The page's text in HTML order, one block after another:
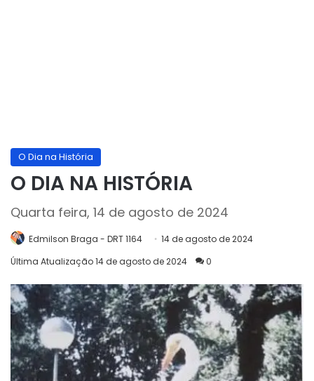
O Dia na História
O DIA NA HISTÓRIA
Quarta feira, 14 de agosto de 2024
Edmilson Braga - DRT 1164
14 de agosto de 2024
Última Atualização 14 de agosto de 2024
0